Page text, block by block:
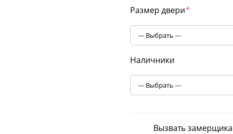
Размер двери*
Наличники
Вызвать замерщика